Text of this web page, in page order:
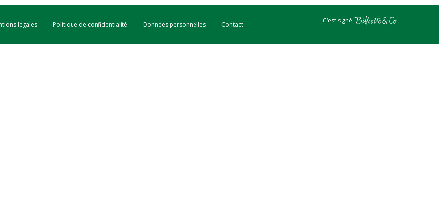
légales Politique de confidentialité Données personnelles Contact
C‘est signé